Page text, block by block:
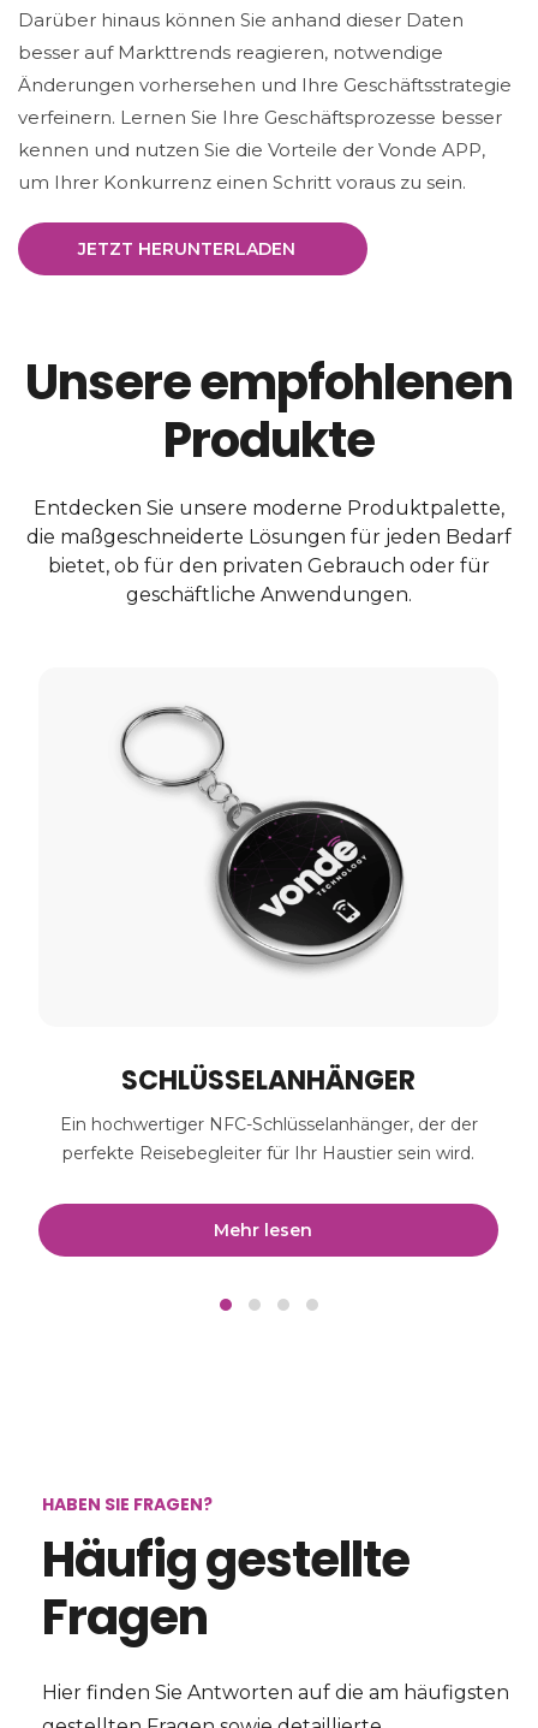
Darüber hinaus können Sie anhand dieser Daten
besser auf Markttrends reagieren, notwendige
Änderungen vorhersehen und Ihre Geschäftsstrategie
verfeinern. Lernen Sie Ihre Geschäftsprozesse besser
kennen und nutzen Sie die Vorteile der Vonde APP,
um Ihrer Konkurrenz einen Schritt voraus zu sein.
JETZT HERUNTERLADEN
Unsere empfohlenen
Produkte
Entdecken Sie unsere moderne Produktpalette,
die maßgeschneiderte Lösungen für jeden Bedarf
bietet, ob für den privaten Gebrauch oder für
geschäftliche Anwendungen.
SCHLÜSSELANHÄNGER
Ein hochwertiger NFC-Schlüsselanhänger, der der
perfekte Reisebegleiter für Ihr Haustier sein wird.
Mehr lesen
HABEN SIE FRAGEN?
Häufig gestellte
Fragen
Hier finden Sie Antworten auf die am häufigsten